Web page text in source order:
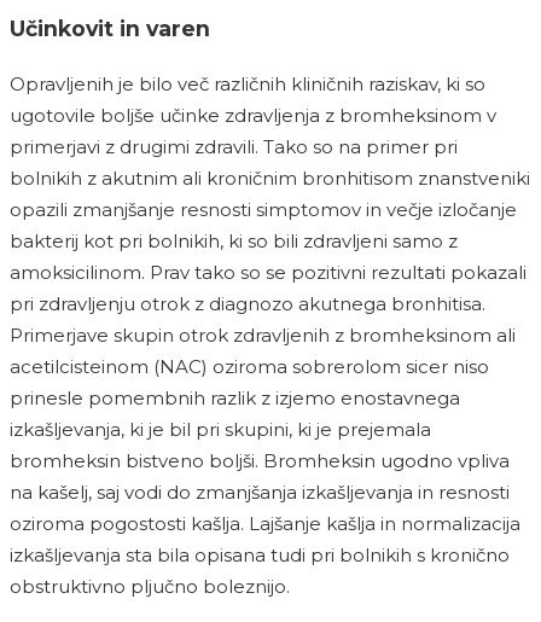
Učinkovit in varen
Opravljenih je bilo več različnih kliničnih raziskav, ki so
ugotovile boljše učinke zdravljenja z bromheksinom v
primerjavi z drugimi zdravili. Tako so na primer pri
bolnikih z akutnim ali kroničnim bronhitisom znanstveniki
opazili zmanjšanje resnosti simptomov in večje izločanje
bakterij kot pri bolnikih, ki so bili zdravljeni samo z
amoksicilinom. Prav tako so se pozitivni rezultati pokazali
pri zdravljenju otrok z diagnozo akutnega bronhitisa.
Primerjave skupin otrok zdravljenih z bromheksinom ali
acetilcisteinom (NAC) oziroma sobrerolom sicer niso
prinesle pomembnih razlik z izjemo enostavnega
izkašljevanja, ki je bil pri skupini, ki je prejemala
bromheksin bistveno boljši. Bromheksin ugodno vpliva
na kašelj, saj vodi do zmanjšanja izkašljevanja in resnosti
oziroma pogostosti kašlja. Lajšanje kašlja in normalizacija
izkašljevanja sta bila opisana tudi pri bolnikih s kronično
obstruktivno pljučno boleznijo.